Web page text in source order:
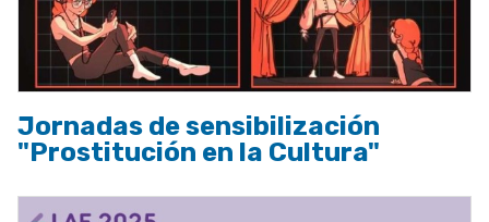
Jornadas de sensibilización
"Prostitución en la Cultura"